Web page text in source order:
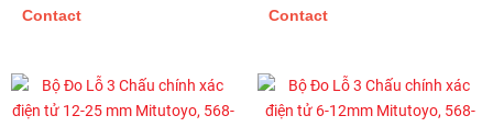
Contact Contact